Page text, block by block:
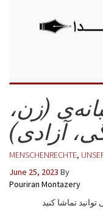
(زن،
آزادی)
MENSCHENRECHTE,
June 25, 2023 By
Pouriran Montazery
تماشا کنید